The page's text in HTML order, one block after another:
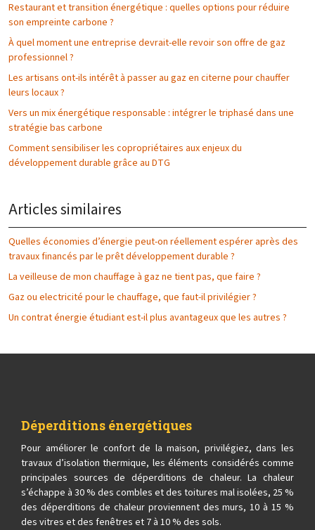
Restaurant et transition énergétique : quelles options pour réduire
son empreinte carbone ?
À quel moment une entreprise devrait-elle revoir son offre de gaz
professionnel ?
Les artisans ont-ils intérêt à passer au gaz en citerne pour chauffer
leurs locaux ?
Vers un mix énergétique responsable : intégrer le triphasé dans une
stratégie bas carbone
Comment sensibiliser les copropriétaires aux enjeux du
développement durable grâce au DTG
Articles similaires
Quelles économies d’énergie peut-on réellement espérer après des
travaux financés par le prêt développement durable ?
La veilleuse de mon chauffage à gaz ne tient pas, que faire ?
Gaz ou electricité pour le chauffage, que faut-il privilégier ?
Un contrat énergie étudiant est-il plus avantageux que les autres ?
Déperditions énergétiques
Pour améliorer le confort de la maison, privilégiez, dans les
travaux d’isolation thermique, les éléments considérés comme
principales sources de déperditions de chaleur. La chaleur
s’échappe à 30 % des combles et des toitures mal isolées, 25 %
des déperditions de chaleur proviennent des murs, 10 à 15 %
des vitres et des fenêtres et 7 à 10 % des sols.